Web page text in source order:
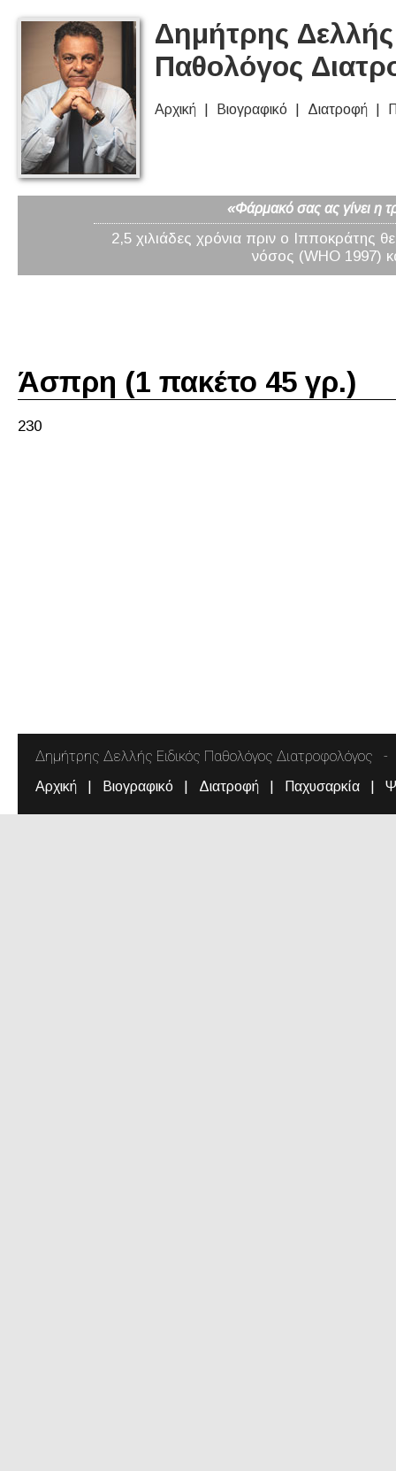
Δημήτρης
Παθολόγος
Αρχική Βιογραφικό Διατροφή
«Φάρμακό σας ας γίνει η
2,5 χιλιάδες χρόνια πριν ο Ιπποκράτης
νόσος (WHO 1997)
Άσπρη (1 πακέτο 45 γρ.)
230
Δημήτρης Δελλής Ειδικός Παθολόγος Διατροφολόγος
Αρχική Βιογραφικό Διατροφή Παχυσαρκία